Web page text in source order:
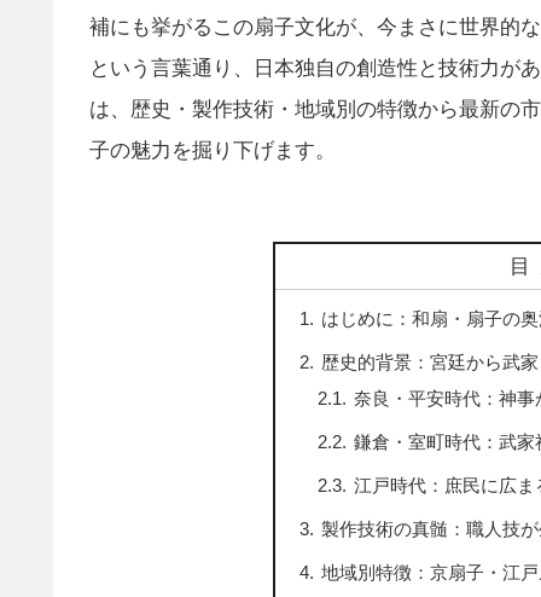
補にも挙がるこの扇子文化が、今まさに世界的
という言葉通り、日本独自の創造性と技術力が
は、歴史・製作技術・地域別の特徴から最新の
子の魅力を掘り下げます。
はじめに：和扇・扇子の
歴史的背景：宮廷から武
奈良・平安時代：神
鎌倉・室町時代：武
江戸時代：庶民に広
製作技術の真髄：職人技
地域別特徴：京扇子・江